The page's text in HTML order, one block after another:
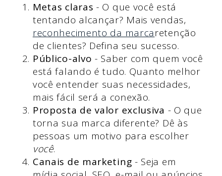
Metas claras - O que você está
tentando alcançar? Mais vendas,
reconhecimento da marcaretenção
de clientes? Defina seu sucesso.
Público-alvo - Saber com quem você
está falando é tudo. Quanto melhor
você entender suas necessidades,
mais fácil será a conexão.
Proposta de valor exclusiva - O que
torna sua marca diferente? Dê às
pessoas um motivo para escolher
você.
Canais de marketing - Seja em